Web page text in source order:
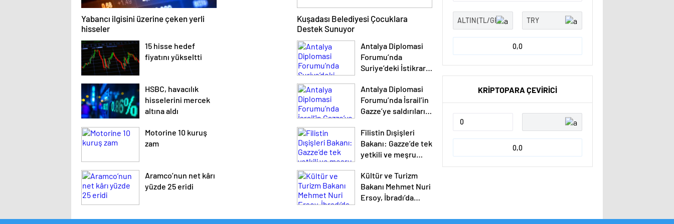
Yabancı ilgisini üzerine çeken yerli
hisseler
15 hisse hedef
fiyatını yükseltti
HSBC, havacılık
hisselerini mercek
altına aldı
Motorine 10 kuruş
zam
Aramco’nun net kârı
yüzde 25 eridi
Kuşadası Belediyesi Çocuklara
Destek Sunuyor
Antalya Diplomasi
Forumu’nda
Suriye’deki İstikrara
Antalya Diplomasi
Forumu’nda İsrail’in
Gazze’ye saldırıları
Filistin Dışişleri
Bakanı: Gazze’de tek
yetkili ve meşru
yönetimidir
Kültür ve Turizm
Bakanı Mehmet Nuri
Ersoy, İbradı’da
Gecesi’ne katıldı
0,0
KRİPTOPARA ÇEVİRİCİ
0,0